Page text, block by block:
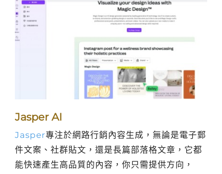
Jasper AI
Jasper專注於網路行銷內容生成，無論是電子郵
件文案、社群貼文，還是長篇部落格文章，它都
能快速產生高品質的內容，你只需提供方向，